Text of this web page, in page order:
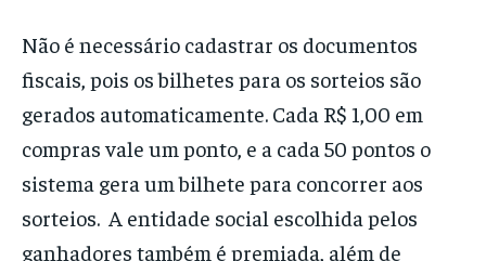
Não é necessário cadastrar os documentos
fiscais, pois os bilhetes para os sorteios são
gerados automaticamente. Cada R$ 1,00 em
compras vale um ponto, e a cada 50 pontos o
sistema gera um bilhete para concorrer aos
sorteios. A entidade social escolhida pelos
ganhadores também é premiada, além de